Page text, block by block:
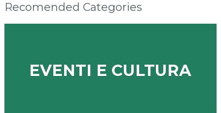
Recomended Categories
EVENTI E CULTURA